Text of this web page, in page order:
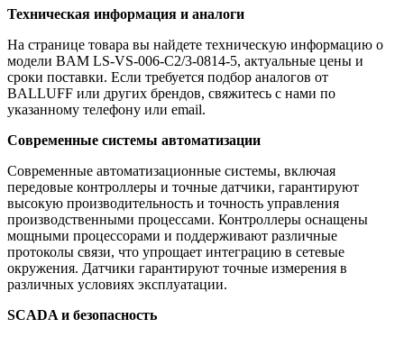
Техническая информация и аналоги
На странице товара вы найдете техническую информацию о
модели BAM LS-VS-006-C2/3-0814-5, актуальные цены и
сроки поставки. Если требуется подбор аналогов от
BALLUFF или других брендов, свяжитесь с нами по
указанному телефону или email.
Современные системы автоматизации
Современные автоматизационные системы, включая
передовые контроллеры и точные датчики, гарантируют
высокую производительность и точность управления
производственными процессами. Контроллеры оснащены
мощными процессорами и поддерживают различные
протоколы связи, что упрощает интеграцию в сетевые
окружения. Датчики гарантируют точные измерения в
различных условиях эксплуатации.
SCADA и безопасность